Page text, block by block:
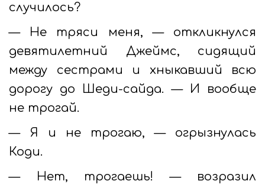
случилось?
— Не тряси меня, — откликнулся
девятилетний Джеймс, сидящий
между сестрами и хныкавший всю
дорогу до Шеди-сайда. — И вообще
не трогай.
— Я и не трогаю, — огрызнулась
Коди.
— Нет, трогаешь! — возразил